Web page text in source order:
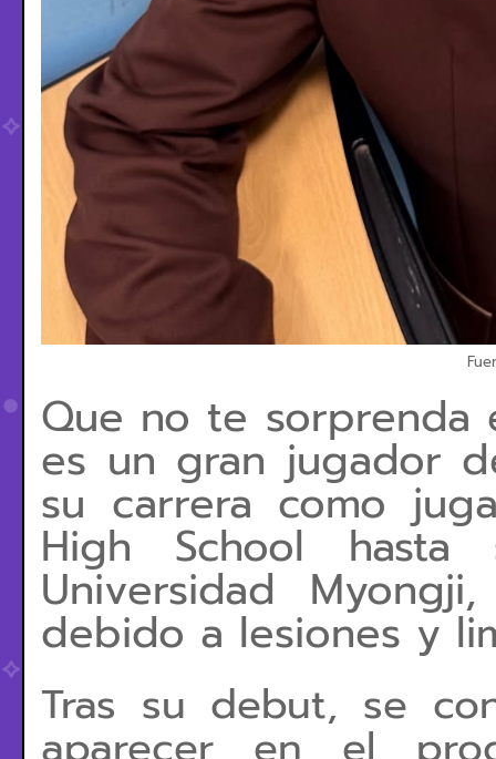
Que no te sorprenda
es un gran jugador
su carrera como
High School
Universidad
debido a lesiones y
Tras su debut, se